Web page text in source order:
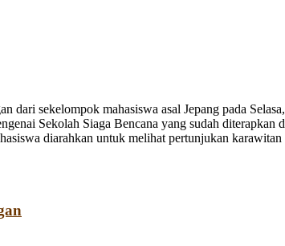
sekelompok mahasiswa asal Jepang pada
Sekolah Siaga Bencana yang sudah
diarahkan untuk melihat pertunjukan